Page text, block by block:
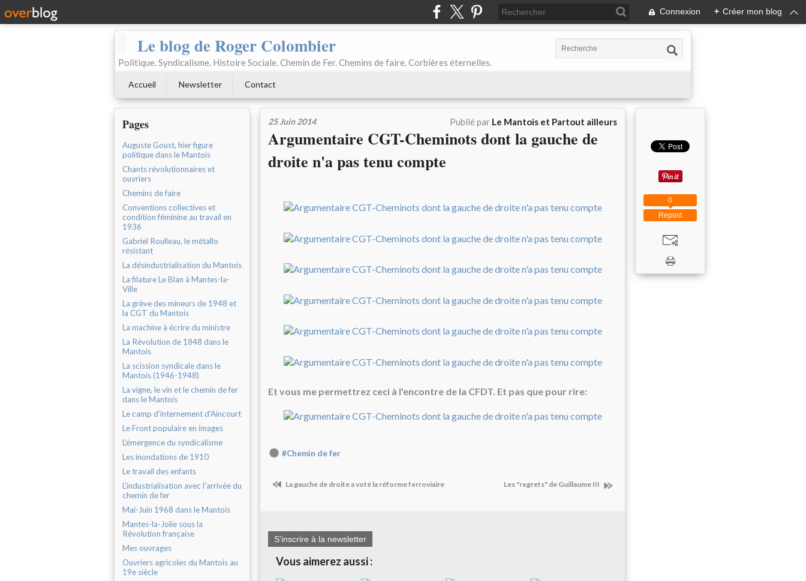
Connexion + Créer mon blog
Le blog de Roger Colombier
Politique. Syndicalisme. Histoire Sociale. Chemin de Fer. Chemins de faire. Corbières éternelles.
Accueil Newsletter Contact
Pages
Auguste Goust, hier figure
politique dans le Mantois
Chants révolutionnaires et
ouvriers
Chemins de faire
Conventions collectives et
condition féminine au travail en
1936
Gabriel Roulleau, le métallo
résistant
La désindustrialisation du Mantois
La filature Le Blan à Mantes-la-
Ville
La grève des mineurs de 1948 et
la CGT du Mantois
La machine à écrire du ministre
La Révolution de 1848 dans le
Mantois
La scission syndicale dans le
Mantois (1946-1948)
La vigne, le vin et le chemin de fer
dans le Mantois
Le camp d'internement d'Aincourt
Le Front populaire en images
L'émergence du syndicalisme
Les inondations de 1910
Le travail des enfants
L'industrialisation avec l'arrivée du
chemin de fer
Mai-Juin 1968 dans le Mantois
Mantes-la-Jolie sous la
Révolution française
Mes ouvrages
Ouvriers agricoles du Mantois au
19e siècle
25 Juin 2014 Publié par Le Mantois et Partout ailleurs
Argumentaire CGT-Cheminots dont la gauche de
droite n'a pas tenu compte
Et vous me permettrez ceci à l'encontre de la CFDT. Et pas que pour rire:
#Chemin de fer
La gauche de droite a voté la réforme ferroviaire Les "regrets" de Guillaume III
S'inscrire à la newsletter
Vous aimerez aussi :
Repost
0